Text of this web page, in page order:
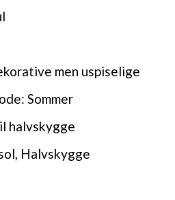
men uspiselige
Sommer
halvskygge
Halvskygge